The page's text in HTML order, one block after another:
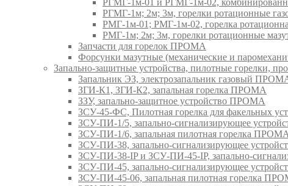
РГМГ-1м-01 и РГМГ-1м-02,
РГМГ-1м; 2м; 3м, горелки ротационные
РМГ-1м-01; РМГ-1м-02, горелка
РМГ-1м; 2м; 3м, горелки ротационные
Запчасти для горелок ПРОМА
Форсунки мазутные (механические и
Запально-защитные устройства, пилотные
Запальник ЭЗ, электрозапальник газовый
ЗГИ-К1, ЗГИ-К2, запальная горелка ПРОМА
ЗЗУ, запально-защитное устройство ПРОМА
ЗСУ-45-ФС, Пилотная горелка для факельных
ЗСУ-ПИ-1/5, запально-сигнализирующее
ЗСУ-ПИ-1/6, запальная пилотная горелка ПРОМА
ЗСУ-ПИ-38, запально-сигнализирующее
ЗСУ-ПИ-38-IP и ЗСУ-ПИ-45-IP, запально-
ЗСУ-ПИ-45, запально-сигнализирующее
ЗСУ-ПИ-45-06, запальная пилотная горелка